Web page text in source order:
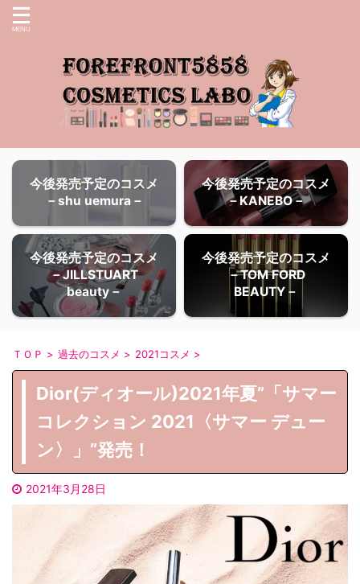
今後発売予定のコスメ
－shu uemura－
今後発売予定のコスメ
－KANEBO－
今後発売予定のコスメ
－JILLSTUART
beauty－
今後発売予定のコスメ
－TOM FORD
BEAUTY－
ＴＯＰ > 過去のコスメ > 2021コスメ >
Dior(ディオール)2021年夏”「サマー
コレクション 2021〈サマー デュー
ン〉」”発売！
2021年3月28日